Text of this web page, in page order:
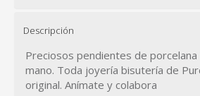
Descripción
Preciosos pendientes de
mano. Toda joyería bisutería de
original. Anímate y colabora